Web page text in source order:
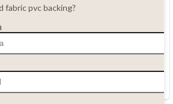
Ada pertanyaan?
hari, 7 hari setiap minggu
fabric pvc backing?
Brasil